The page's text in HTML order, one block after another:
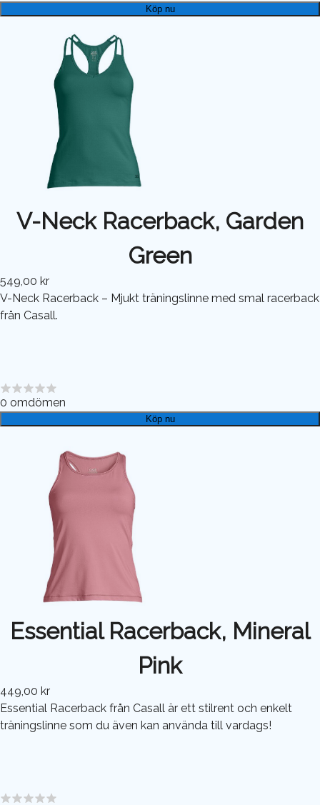
Köp nu
V-Neck Racerback, Garden
Green
549,00 kr
V-Neck Racerback – Mjukt träningslinne med smal racerback
från Casall.
0 omdömen
Köp nu
Essential Racerback, Mineral
Pink
449,00 kr
Essential Racerback från Casall är ett stilrent och enkelt
träningslinne som du även kan använda till vardags!